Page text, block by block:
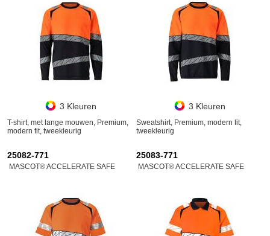
3 Kleuren
T-shirt, met lange mouwen, Premium,
modern fit, tweekleurig
3 Kleuren
Sweatshirt, Premium, modern fit,
tweekleurig
25082-771
MASCOT® ACCELERATE SAFE
25083-771
MASCOT® ACCELERATE SAFE